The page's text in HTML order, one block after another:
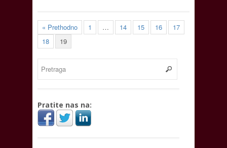
« Prethodno 1 … 14 15 16
17
18
19
Pratite nas na: